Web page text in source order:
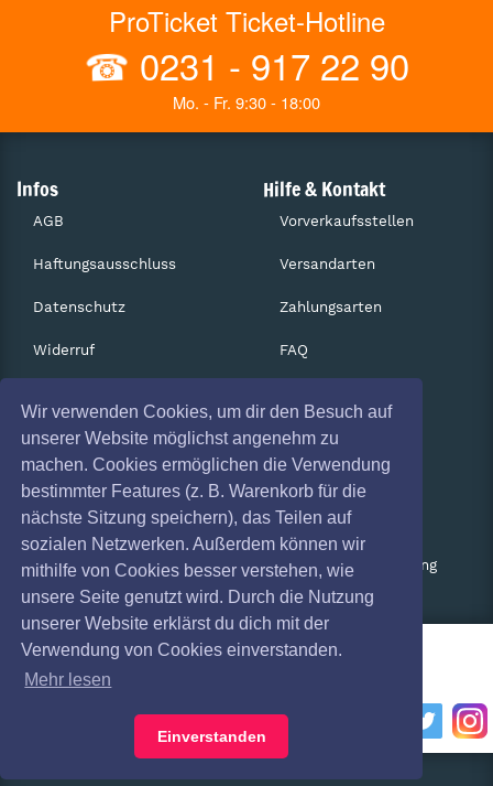
Wir verwenden Cookies, um dir den Besuch auf
unserer Website möglichst angenehm zu
machen. Cookies ermöglichen die Verwendung
bestimmter Features (z. B. Warenkorb für die
nächste Sitzung speichern), das Teilen auf
sozialen Netzwerken. Außerdem können wir
mithilfe von Cookies besser verstehen, wie
unsere Seite genutzt wird. Durch die Nutzung
unserer Website erklärst du dich mit der
Verwendung von Cookies einverstanden.
Mehr lesen
Einverstanden
ProTicket Ticket-Hotline
☎ 0231 - 917 22 90
Mo. - Fr. 9:30 - 18:00
Infos
AGB
Haftungsausschluss
Datenschutz
Widerruf
Absagen
Hilfe & Kontakt
Vorverkaufsstellen
Versandarten
Zahlungsarten
FAQ
Services
Gutscheine
Geschäftskunden
Kartenrückgabe
Besucherregistrierung